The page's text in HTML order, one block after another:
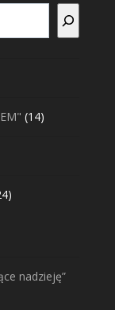
1414
24
nadzieję”